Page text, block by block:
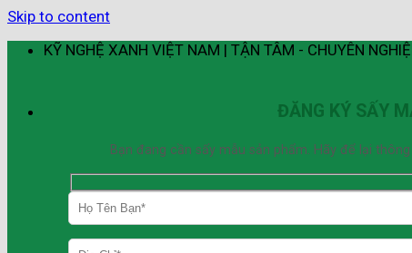
Skip to content
KỸ NGHỆ XANH VIỆT NAM | TẬN TÂM - CHUYÊN
ĐĂNG KÝ SẤY
Bạn đang cần sấy mẫu sản phẩm. Hãy để lại